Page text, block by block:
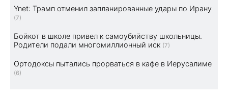
Ynet: Трамп отменил запланированные удары по Ирану
(7)
Бойкот в школе привел к самоубийству школьницы.
Родители подали многомиллионный иск (7)
Ортодоксы пытались прорваться в кафе в Иерусалиме
(6)